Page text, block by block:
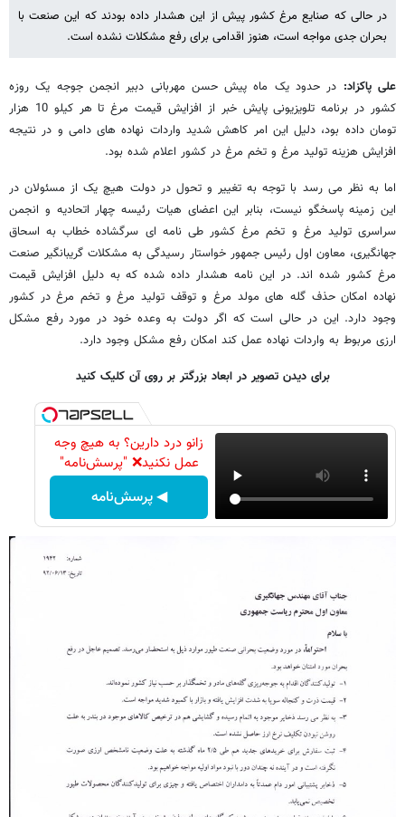
در حالی که صنایع مرغ کشور پیش از این هشدار داده بودند که این صنعت با
بحران جدی مواجه است، هنوز اقدامی برای رفع مشکلات نشده است.
علی پاکزاد: در حدود یک ماه پیش حسن مهربانی دبیر انجمن جوجه یک روزه
کشور در برنامه تلویزیونی پایش خبر از افزایش قیمت مرغ تا هر کیلو 10 هزار
تومان داده بود، دلیل این امر کاهش شدید واردات نهاده های دامی و در نتیجه
افزایش هزینه تولید مرغ و تخم مرغ در کشور اعلام شده بود.
اما به نظر می رسد با توجه به تغییر و تحول در دولت هیچ یک از مسئولان در
این زمینه پاسخگو نیست، بنابر این اعضای هیات رئیسه چهار اتحادیه و انجمن
سراسری تولید مرغ و تخم مرغ کشور طی نامه ای سرگشاده خطاب به اسحاق
جهانگیری، معاون اول رئیس جمهور خواستار رسیدگی به مشکلات گریبانگیر صنعت
مرغ کشور شده اند. در این نامه هشدار داده شده که به دلیل افزایش قیمت
نهاده امکان حذف گله های مولد مرغ و توقف تولید مرغ و تخم مرغ در کشور
وجود دارد. این در حالی است که اگر دولت به وعده خود در مورد رفع مشکل
ارزی مربوط به واردات نهاده عمل کند امکان رفع مشکل وجود دارد.
برای دیدن تصویر در ابعاد بزرگتر بر روی آن کلیک کنید
زانو درد دارین؟ به هیچ وجه
عمل نکنید❌ "پرسش‌نامه"
◀ پرسش‌نامه